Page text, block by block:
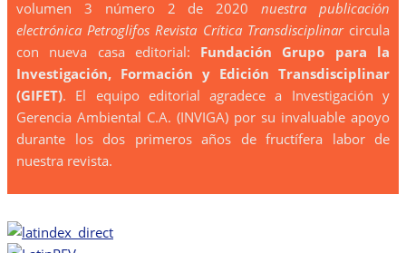
volumen 3 número 2 de 2020 nuestra publicación
electrónica Petroglifos Revista Crítica Transdisciplinarcircula
con nueva casa editorial: Fundación Grupo para la
Investigación, Formación y Edición Transdisciplinar
(GIFET). El equipo editorial agradece a Investigación y
Gerencia Ambiental C.A. (INVIGA) por su invaluable apoyo
durante los dos primeros años de fructífera labor de
nuestra revista.